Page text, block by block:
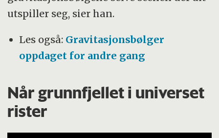
utspiller seg, sier han.
Les også: Gravitasjonsbølger
oppdaget for andre gang
Når grunnfjellet i universet
rister